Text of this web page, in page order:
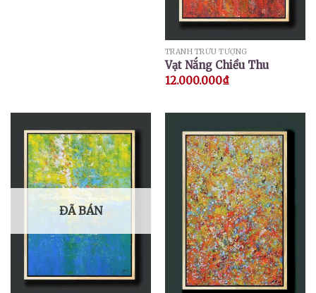
TRANH TRỪU TƯỢNG
Vạt Nắng Chiều Thu
12.000.000₫
ĐÃ BÁN